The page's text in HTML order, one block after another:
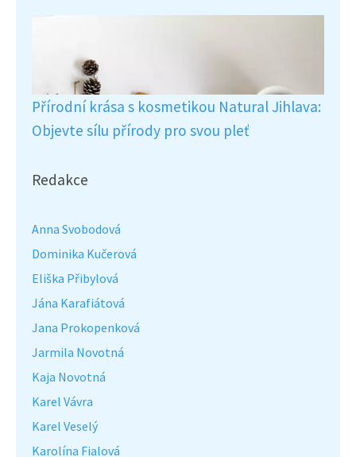
Přírodní krása s kosmetikou Natural Jihlava:
Objevte sílu přírody pro svou pleť
Redakce
Anna Svobodová
Dominika Kučerová
Eliška Přibylová
Jána Karafiátová
Jana Prokopenková
Jarmila Novotná
Kaja Novotná
Karel Vávra
Karel Veselý
Karolína Fialová